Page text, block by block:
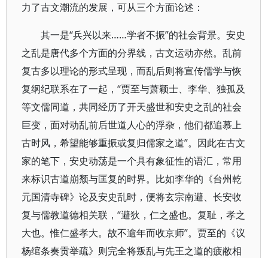
力了古文潮流的发展，可从三个方面论述：
其一是“兵兴以来……学者不振”的社会背景。安史
之乱是唐代多个方面的分界线，古文运动亦然。乱前
复古多以理论的形式呈现，而乱后则将宣传儒学与恢
复纲纪联系在了一起，“贾至与萧颖士、李华、独孤及
等文儒同道，共同经历了开天盛世和安史之乱的社会
巨变，面对动乱前后世道人心的浮杂，他们都追慕上
古时风，希望能够重振或复归儒家之道”。因此在古文
家的笔下，安史动荡是一个具有象征性的语汇，常用
来标识古道崩颓与匡复的时界。比如李华的《台州乾
元国清寺碑》论及安史乱时，便将玄宗南避、长安收
复与儒教道德相关联，“避狄，仁之盛也。复耻，孝之
大也。惟仁盛孝大。故不逾年而收京师”。贾至的《议
杨绾条奏贡举疏》则完全将叛乱与先王之道的疲敝相